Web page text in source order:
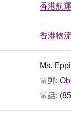
香港航
香港物
Ms.
電郵:
電話: